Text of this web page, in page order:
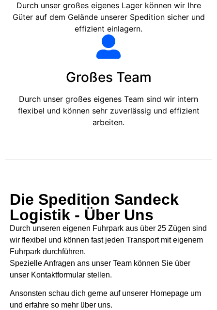
Durch unser großes eigenes Lager können wir Ihre
Güter auf dem Gelände unserer Spedition sicher und
effizient einlagern.
Großes Team
Durch unser großes eigenes Team sind wir intern
flexibel und können sehr zuverlässig und effizient
arbeiten.
Die Spedition Sandeck
Logistik - Über Uns
Durch unseren eigenen Fuhrpark aus über 25 Zügen sind
wir flexibel und können fast jeden Transport mit eigenem
Fuhrpark durchführen.
Spezielle Anfragen ans unser Team können Sie über
unser Kontaktformular stellen.
Ansonsten schau dich gerne auf unserer Homepage um
und erfahre so mehr über uns.